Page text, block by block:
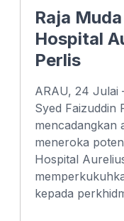
Raja
Hospital
Perlis
ARAU, 24 Julai
Syed Faizuddin
mencadangkan
meneroka
Hospital
kepada